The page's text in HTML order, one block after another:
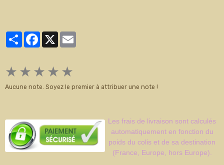
PartagerFacebook
★ ★ ★ ★ ★
Aucune note. Soyez le premier à attribuer une note !
Les frais de livraison sont calculés
automatiquement en fonction du
poids du colis et de sa destination
(France, Europe, hors Europe).